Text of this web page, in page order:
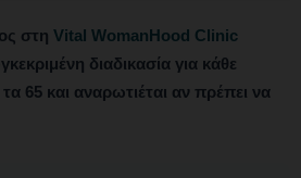
στη Vital WomanHood Clinic
διαδικασία για κάθε
65 και αναρωτιέται αν πρέπει να